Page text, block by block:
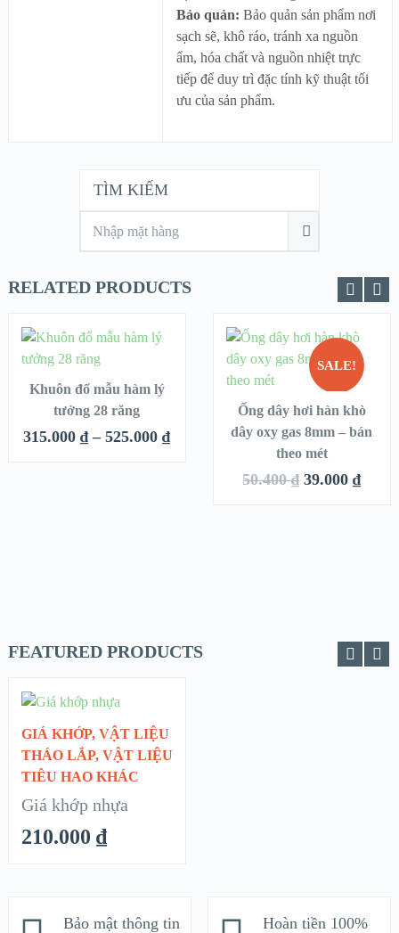
Bảo quản: Bảo quản sản phẩm nơi
sạch sẽ, khô ráo, tránh xa nguồn
ẩm, hóa chất và nguồn nhiệt trực
tiếp để duy trì đặc tính kỹ thuật tối
ưu của sản phẩm.
TÌM KIẾM
RELATED PRODUCTS
QUICK LOOK
VIEW DETAILS
CHỌN
Khuôn đổ mẫu hàm lý
tưởng 28 răng
315.000₫ – 525.000₫
SALE!
HÀNG
QUICK LOOK
VIEW DETAILS
ĐỌC TIẾP
Ống dây hơi hàn khò
dây oxy gas 8mm – bán
theo mét
50.400₫ 39.000₫
FEATURED PRODUCTS
QUICK LOOK
VIEW DETAILS
CHỌN
GIÁ KHỚP, VẬT LIỆU
THÁO LẮP, VẬT LIỆU
TIÊU HAO KHÁC
Giá khớp nhựa
210.000 ₫
Bảo mật thông tin Hoàn tiền 100%